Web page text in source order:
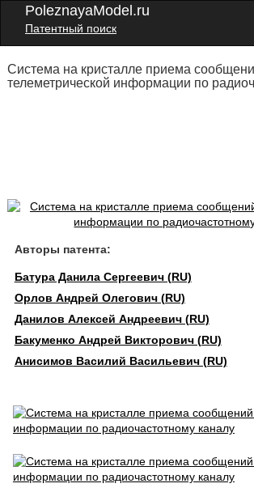
PoleznayaModel.ru
Патентный поиск
Система на кристалле приема
телеметрической информации по
Авторы патента:
Батура Данила Сергеевич (RU)
Орлов Андрей Олегович (RU)
Данилов Алексей Андреевич (RU)
Бакуменко Андрей Викторович (RU)
Анисимов Василий Васильевич (RU)